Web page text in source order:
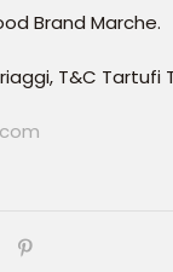
Brand Marche.
T&C Tartufi